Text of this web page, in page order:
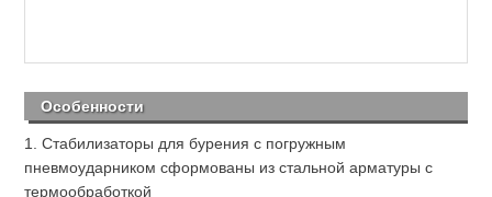
Особенности
1. Стабилизаторы для бурения с погружным
пневмоударником сформованы из стальной арматуры с
термообработкой